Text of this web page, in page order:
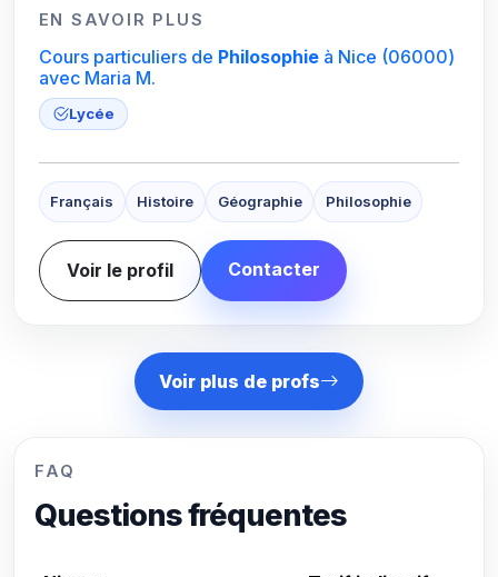
EN SAVOIR PLUS
Cours particuliers de Philosophieà Nice (06000)
avec Maria M.
Lycée
Français Histoire Géographie Philosophie
Voir le profil Contacter
Voir plus de profs
FAQ
Questions fréquentes